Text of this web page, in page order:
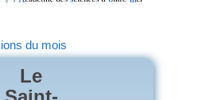
du mois
Le